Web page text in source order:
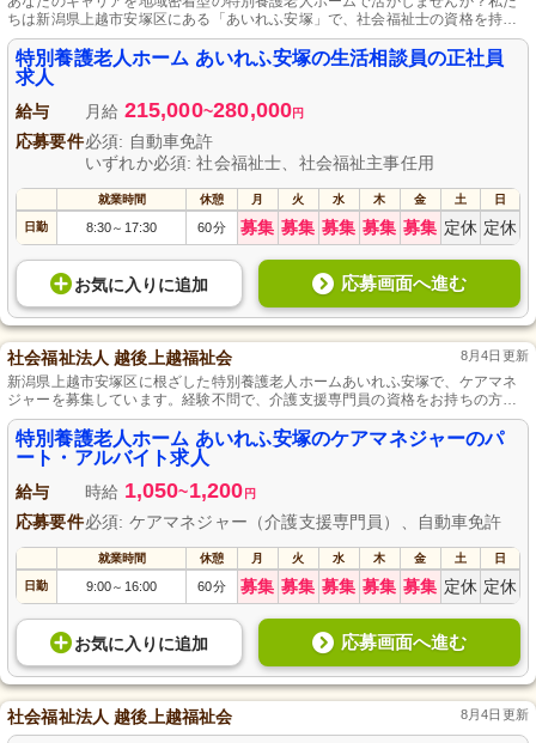
ちは新潟県上越市安塚区にある「あいれふ安塚」で、社会福祉士の資格を持つ
生活相談員を募集しています。安心して働ける職場で、地域に貢献する機会で
す。生活相談員または介護職の経験を持つ方、大歓迎。社会福祉法人越後上越
福祉会の一員として、成長し続ける環境を提供します。
特別養護老人ホーム あいれふ安塚の生活相談員の正社員
求人
給与 月給 215,000~280,000円
応募要件必須: 自動車免許
いずれか必須: 社会福祉士、社会福祉主事任用
就業時間 休憩 月 火 水 木 金 土 日
日勤 8:30～ 17:30 60分 募集 募集 募集 募集 募集 定休 定休
お気に入り に追加 応募画面へ進む
社会福祉法人 越後上越福祉会 8月4日更新
新潟県上越市安塚区に根ざした特別養護老人ホームあいれふ安塚で、ケアマネ
ジャーを募集しています。経験不問で、介護支援専門員の資格をお持ちの方な
ら未経験でも大歓迎です。一人ひとりの利用者様のニーズに合わせた質の高い
介護サービスを提供し、地域に貢献するやりがいのある仕事です。あなたのラ
イフスタイルに合わせた柔軟な働き方が可能なパート・アルバイトの雇用形態
です。私たちと一緒に笑顔を届けましょう。
特別養護老人ホーム あいれふ安塚のケアマネジャーのパ
ート・アルバイト求人
給与 時給 1,050~1,200 円
応募要件必須: ケアマネジャー（介護支援専門員）、自動車免許
就業時間 休憩 月 火 水 木 金 土 日
日勤 9:00～ 16:00 60分 募集 募集 募集 募集 募集 定休 定休
お気に入り に追加 応募画面へ進む
社会福祉法人 越後上越福祉会 8月4日更新